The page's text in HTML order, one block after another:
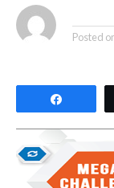
Posted